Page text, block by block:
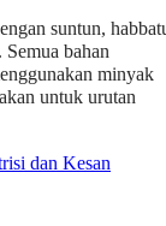
suntun,
bahan
minyak
untuk urutan
dan Kesan